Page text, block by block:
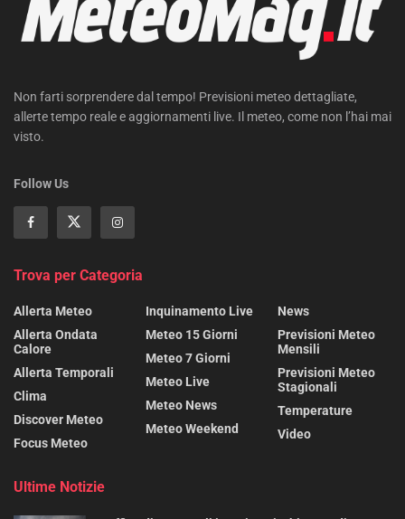
Non farti sorprendere dal tempo! Previsioni meteo dettagliate,
allerte tempo reale e aggiornamenti live. Il meteo, come non l’hai mai
visto.
Follow Us
Trova per Categoria
Allerta Meteo
Allerta Ondata
Calore
Allerta Temporali
Clima
Discover Meteo
Focus Meteo
Inquinamento Live
Meteo 15 Giorni
Meteo 7 Giorni
Meteo Live
Meteo News
Meteo Weekend
News
Previsioni Meteo
Mensili
Previsioni Meteo
Stagionali
Temperature
Video
Ultime Notizie